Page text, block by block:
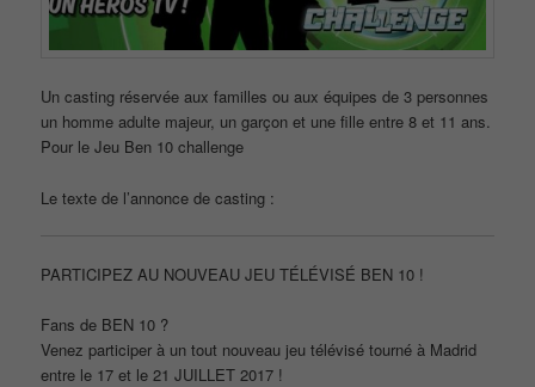
Un casting réservée aux familles ou aux équipes de 3 personnes
un homme adulte majeur, un garçon et une fille entre 8 et 11 ans.
Pour le Jeu Ben 10 challenge
Le texte de l’annonce de casting :
PARTICIPEZ AU NOUVEAU JEU TÉLÉVISÉ BEN 10 !
Fans de BEN 10 ?
Venez participer à un tout nouveau jeu télévisé tourné à Madrid
entre le 17 et le 21 JUILLET 2017 !